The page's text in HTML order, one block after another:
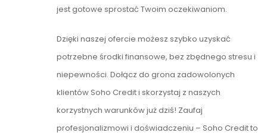
jest gotowe sprostać Twoim oczekiwaniom.
Dzięki naszej ofercie możesz szybko uzyskać
potrzebne środki finansowe, bez zbędnego stresu i
niepewności. Dołącz do grona zadowolonych
klientów Soho Credit i skorzystaj z naszych
korzystnych warunków już dziś! Zaufaj
profesjonalizmowi i doświadczeniu – Soho Credit to